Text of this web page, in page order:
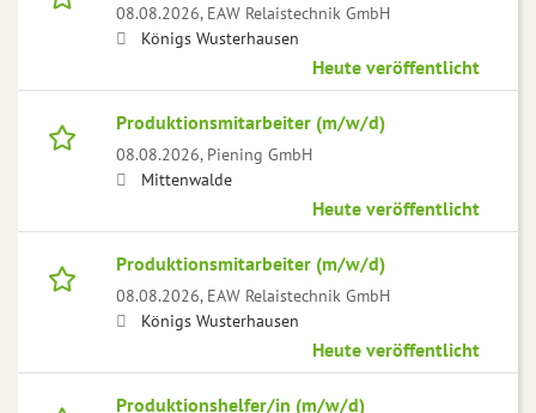
08.08.2026, EAW Relaistechnik GmbH
Königs Wusterhausen
Heute veröffentlicht
Produktionsmitarbeiter (m/w/d)
08.08.2026, Piening GmbH
Mittenwalde
Heute veröffentlicht
Produktionsmitarbeiter (m/w/d)
08.08.2026, EAW Relaistechnik GmbH
Königs Wusterhausen
Heute veröffentlicht
Produktionshelfer/in (m/w/d)